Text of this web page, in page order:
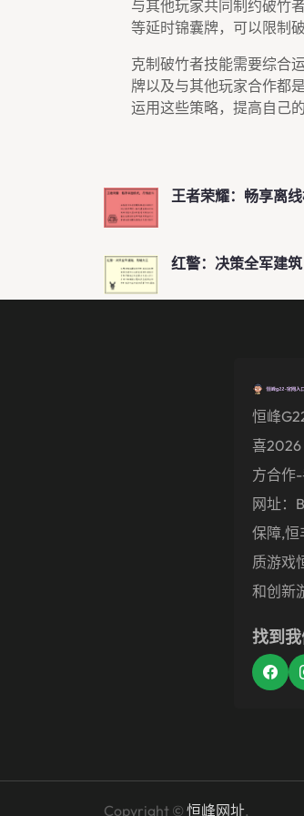
与其他玩家共同制约破竹
等延时锦囊牌，可以限制
克制破竹者技能需要综合
牌以及与其他玩家合作都
运用这些策略，提高自己
王者荣耀：畅享离
红警：决策全军建
恒峰
喜2026
方合作
网址：
保障,
质游戏
和创新
找到我
Copyright © 恒峰网址.